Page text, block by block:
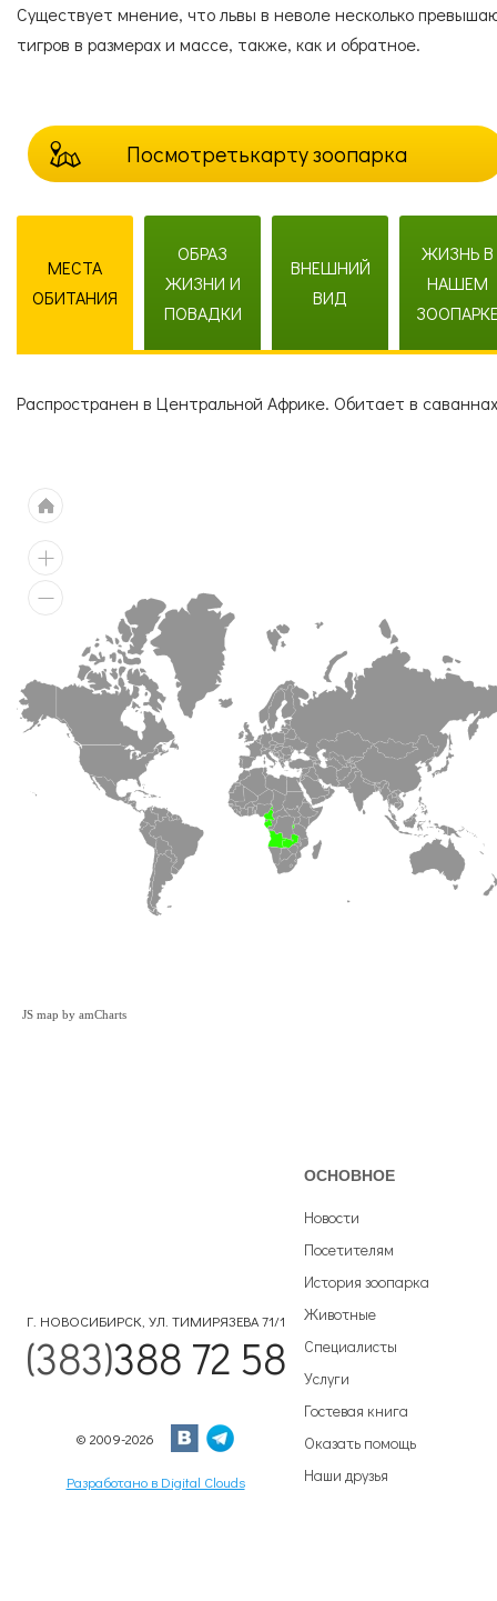
Существует мнение, что львы в неволе несколько
тигров в размерах и массе, также, как и обратное.
Посмотретькарту зоопарка
МЕСТА
ОБИТАНИЯ
ОБРАЗ
ЖИЗНИ И
ПОВАДКИ
ВНЕШНИЙ
ВИД
ЖИЗНЬ В
НАШЕМ
Распространен в Центральной Африке. Обитает в
JS map by amCharts
Г. НОВОСИБИРСК, УЛ. ТИМИРЯЗЕВА 71/1
(383)388 72 58
© 2009-2026
Разработано в Digital Clouds
ОСНОВНОЕ
Новости
Посетителям
История зоопарка
Животные
Специалисты
Услуги
Гостевая книга
Оказать помощь
Наши друзья